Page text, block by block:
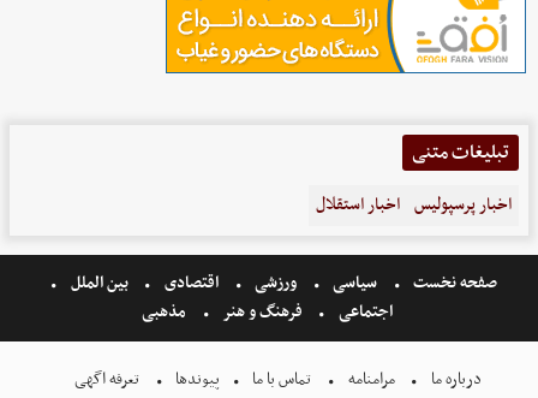
تبلیغات متنی
اخبار پرسپولیس اخبار استقلال
صفحه نخست سیاسی ورزشی اقتصادی
بین الملل
اجتماعی
فرهنگ و هنر مذهبی
درباره ما مرامنامه تماس با ما پیوندها تعرفه اگهی